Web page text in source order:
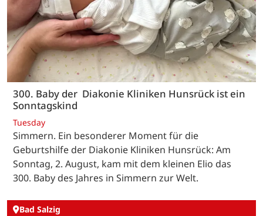
300. Baby der Diakonie Kliniken Hunsrück ist ein
Sonntagskind
Tuesday
Simmern. Ein besonderer Moment für die
Geburtshilfe der Diakonie Kliniken Hunsrück: Am
Sonntag, 2. August, kam mit dem kleinen Elio das
300. Baby des Jahres in Simmern zur Welt.
Bad Salzig